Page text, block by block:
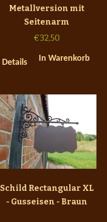
Metallversion mit
Seitenarm
€32,50
Details In Warenkorb
Schild Rectangular XL
- Gusseisen - Braun